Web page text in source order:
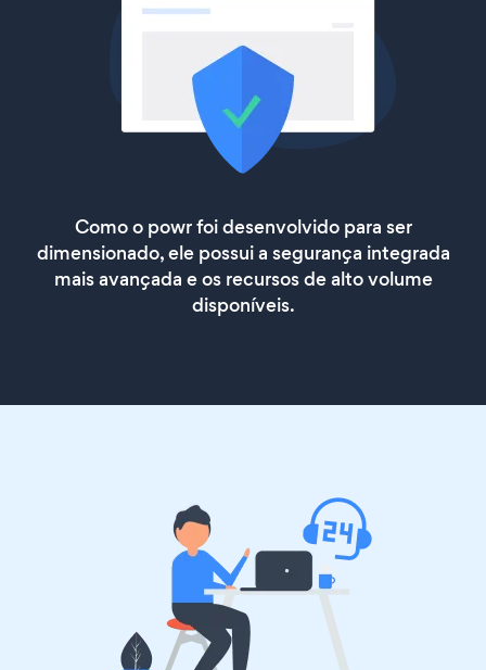
Como o powr foi desenvolvido para ser
dimensionado, ele possui a segurança integrada
mais avançada e os recursos de alto volume
disponíveis.